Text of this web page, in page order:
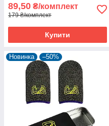
89,50 ₴/комплект
179 ₴/комплект
Купити
Новинка –50%